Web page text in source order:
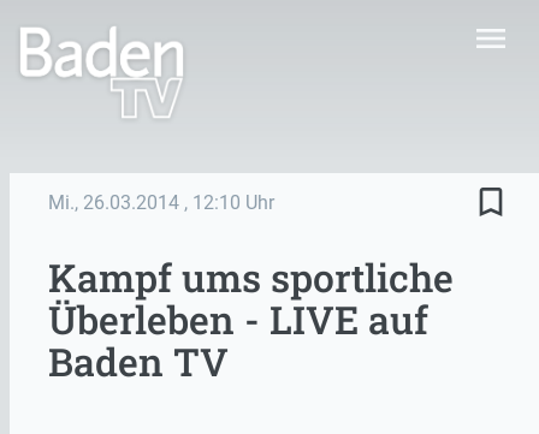
menu
Mi., 26.03.2014 , 12:10 Uhr bookmark_border
Kampf ums sportliche
Überleben - LIVE auf
Baden TV